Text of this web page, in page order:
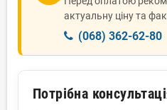
актуальну ціну та
(068) 362-62-80
Потрібна